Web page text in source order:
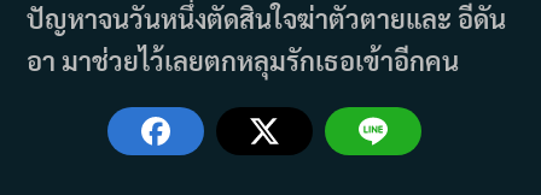
ปัญหาจนวันหนึ่งตัดสินใจฆ่าตัวตายและ อีดัน
อา มาช่วยไว้เลยตกหลุมรักเธอเข้าอีกคน